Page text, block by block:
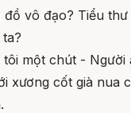
vô đạo? Tiểu thư
một chút - Người
xương cốt già nua